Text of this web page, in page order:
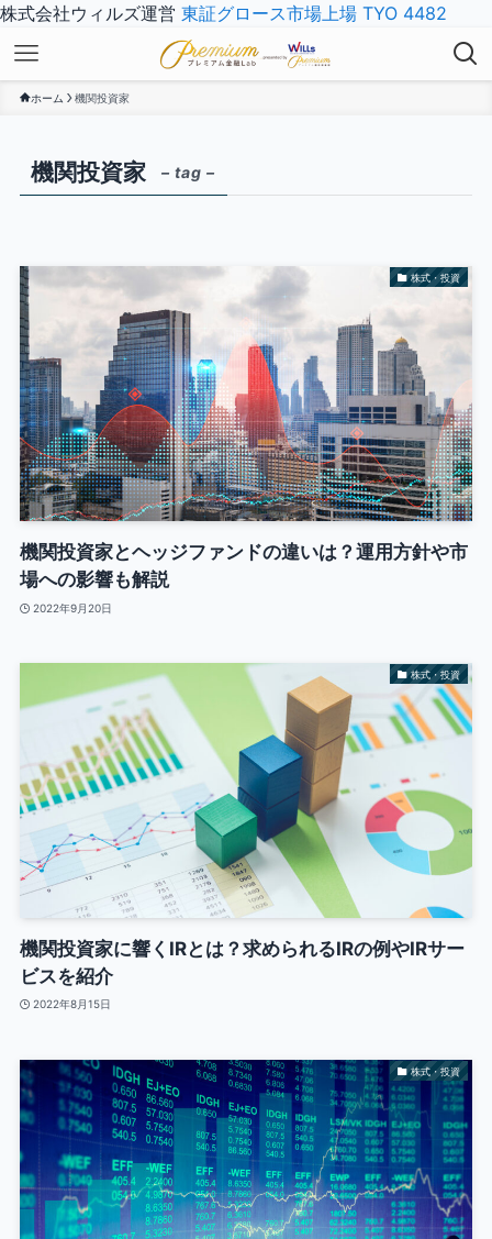
株式会社ウィルズ運営 東証グロース市場上場 TYO 4482
ホーム 機関投資家
機関投資家 – tag –
株式・投資
機関投資家とヘッジファンドの違いは？運用方針や市
場への影響も解説
2022年9月20日
株式・投資
機関投資家に響くIRとは？求められるIRの例やIRサー
ビスを紹介
2022年8月15日
株式・投資